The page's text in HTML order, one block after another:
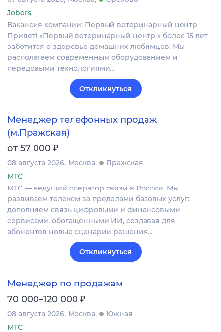
Jobers
Вакансия компании: Первый ветеринарный центр
Привет! «Первый ветеринарный центр » более 15 лет
заботится о здоровье домашних любимцев. Мы
располагаем современным оборудованием и
передовыми технологиями…
Откликнуться
Менеджер телефонных продаж
(м.Пражская)
от 57 000 ₽
08 августа 2026 Москва
Пражская
МТС
МТС — ведущий оператор связи в России. Мы
развиваем телеком за пределами базовых услуг:
дополняем связь цифровыми и финансовыми
сервисами, обогащёнными ИИ, создавая для
абонентов новые сценарии решения…
Откликнуться
Менеджер по продажам
70 000–120 000 ₽
08 августа 2026 Москва
Южная
МТС